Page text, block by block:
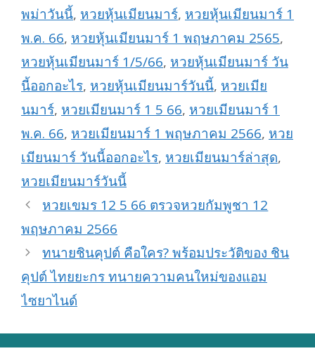
พม่าวันนี้, หวยหุ้นเมียนมาร์, หวยหุ้นเมียนมาร์ 1
พ.ค. 66, หวยหุ้นเมียนมาร์ 1 พฤษภาคม 2565,
หวยหุ้นเมียนมาร์ 1/5/66, หวยหุ้นเมียนมาร์ วัน
นี้ออกอะไร, หวยหุ้นเมียนมาร์วันนี้, หวยเมีย
นมาร์, หวยเมียนมาร์ 1 5 66, หวยเมียนมาร์ 1
พ.ค. 66, หวยเมียนมาร์ 1 พฤษภาคม 2566, หวย
เมียนมาร์ วันนี้ออกอะไร, หวยเมียนมาร์ล่าสุด,
หวยเมียนมาร์วันนี้
หวยเขมร 12 5 66 ตรวจหวยกัมพูชา 12
พฤษภาคม 2566
ทนายชินคุปต์ คือใคร? พร้อมประวัติของ ชิน
คุปต์ ไทยยะกร ทนายความคนใหม่ของแอม
ไซยาไนด์